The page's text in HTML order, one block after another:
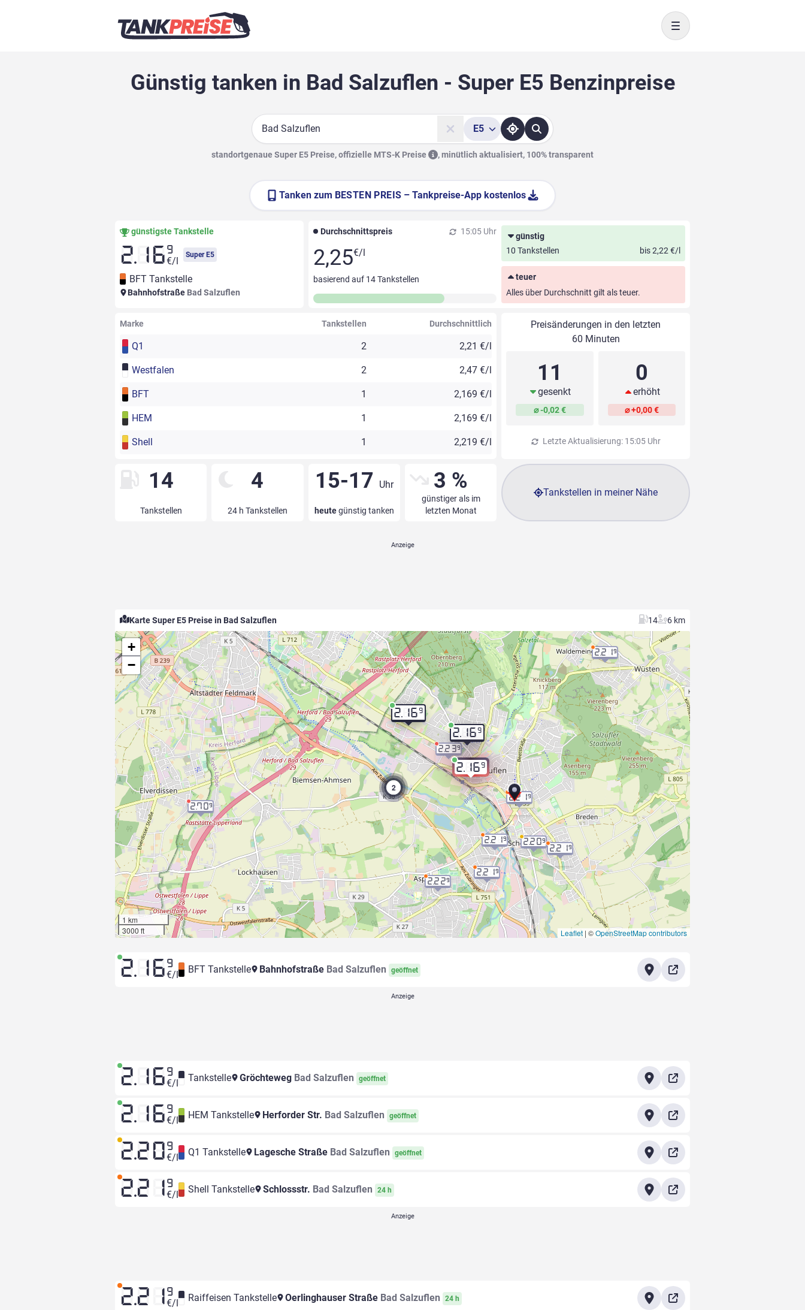
Toggle navigation
Günstig tanken in Bad Salzuflen - Super E5 Benzinpreise
Suche
E5
standortgenaue Super E5 Preise, offizielle MTS-K Preise ,minütlich aktualisiert, 100% transparent
Tanken zum BESTEN PREIS – Tankpreise-App kostenlos
günstigste Tankstelle
2.16 9
€/l
Super E5
BFT Tankstelle
Bahnhofstraße Bad Salzuflen
Durchschnittspreis 15:05 Uhr
2,25€/l
basierend auf 14Tankstellen
günstig
10 Tankstellen
bis 2,22 €/l
teuer
Alles über Durchschnitt gilt als teuer.
Marke Tankstellen Durchschnittlich
Q1 2 2,21 €/l
Westfalen 2 2,47 €/l
BFT 1 2,169 €/l
HEM 1 2,169 €/l
Shell 1 2,219 €/l
Preisänderungen in den letzten
60 Minuten
11
gesenkt
⌀ -0,02 €
0
erhöht
⌀ +0,00 €
Letzte Aktualisierung: 15:05 Uhr
14
Tankstellen
4
24 h Tankstellen
15-17 Uhr
heutegünstig tanken
3 %
günstiger als im
letzten Monat
Tankstellen in meiner Nähe
Karte Super E5 Preise in Bad Salzuflen 14 6 km
2.169
2.16 9
2.169
2.709
2.219
2.229
2.239
2
2.219
2.219
2.219
2.219
2.209
+
−
1 km
3000 ft
Leaflet | ©OpenStreetMap contributors
2.16 9
€/l BFT Tankstelle Bahnhofstraße Bad Salzuflen geöffnet
2.16 9
€/l Tankstelle Gröchteweg Bad Salzuflen geöffnet
2.16 9
€/l HEM Tankstelle Herforder Str. Bad Salzuflen geöffnet
2.20 9
€/l Q1 Tankstelle Lagesche Straße Bad Salzuflen geöffnet
2.21 9
€/l Shell Tankstelle Schlossstr. Bad Salzuflen 24 h
2.21 9
€/l Raiffeisen Tankstelle Oerlinghauser Straße Bad Salzuflen 24 h